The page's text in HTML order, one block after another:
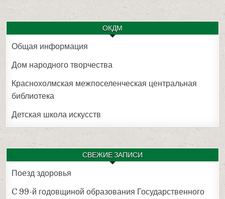
ОКДМ
Общая информация
Дом народного творчества
Краснохолмская межпоселенческая центральная
библиотека
Детская школа искусств
СВЕЖИЕ ЗАПИСИ
Поезд здоровья
C 99-й годовщиной образования Государственного